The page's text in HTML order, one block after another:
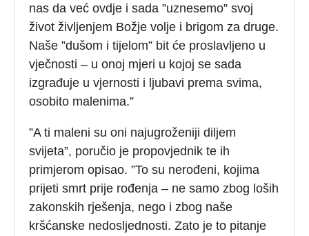
nas da već ovdje i sada ”uznesemo” svoj
život življenjem Božje volje i brigom za druge.
Naše ”dušom i tijelom” bit će proslavljeno u
vječnosti – u onoj mjeri u kojoj se sada
izgrađuje u vjernosti i ljubavi prema svima,
osobito malenima.”
”A ti maleni su oni najugroženiji diljem
svijeta”, poručio je propovjednik te ih
primjerom opisao. ”To su nerođeni, kojima
prijeti smrt prije rođenja – ne samo zbog loših
zakonskih rješenja, nego i zbog naše
kršćanske nedosljednosti. Zato je to pitanje